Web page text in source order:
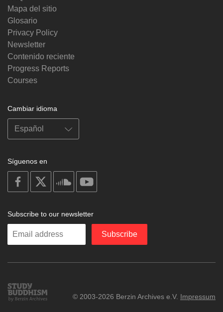
Mapa del sitio
Glosario
Privacy Policy
Newsletter
Contenido reciente
Progress Reports
Courses
Cambiar idioma
Síguenos en
on
facebook
soundcloud
Subscribe to our newsletter
Enter
Subscribe
Study
Buddhism
© 2003-2026 Berzin Archives e.V. Impressum